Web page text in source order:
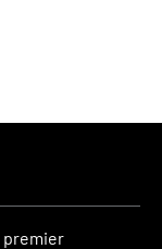
premier